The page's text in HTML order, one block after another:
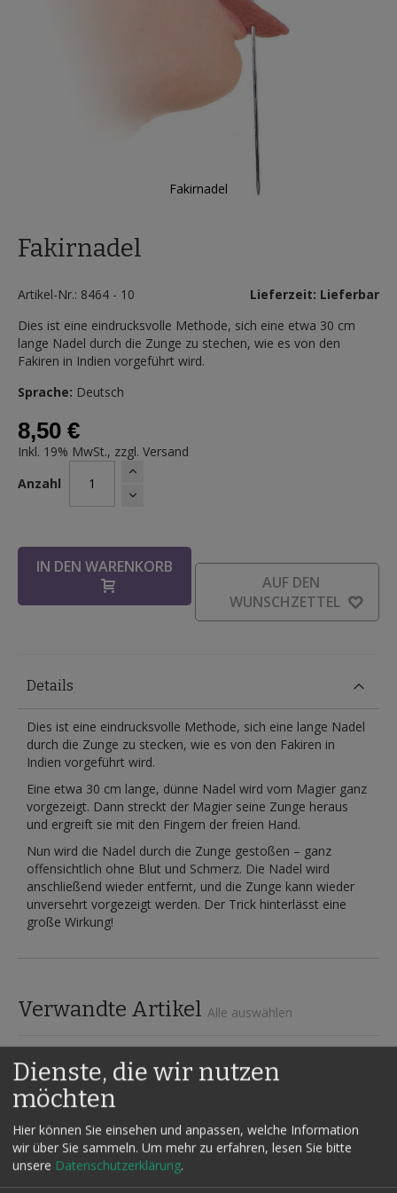
Fakirnadel
der
Fakirnadel
Artikel-Nr.: 8464 - 10
Lieferzeit: Lieferbar
Dies ist eine eindrucksvolle Methode, sich eine etwa 30 cm
lange Nadel durch die Zunge zu stechen, wie es von den
Fakiren in Indien vorgeführt wird.
Sprache: Deutsch
8,50 €
Inkl. 19% MwSt., zzgl. Versand
Anzahl
IN DEN WARENKORB
AUF DEN
WUNSCHZETTEL
Details
Dies ist eine eindrucksvolle Methode, sich eine lange Nadel
durch die Zunge zu stecken, wie es von den Fakiren in
Indien vorgeführt wird.
Eine etwa 30 cm lange, dünne Nadel wird vom Magier ganz
vorgezeigt. Dann streckt der Magier seine Zunge heraus
und ergreift sie mit den Fingern der freien Hand.
Nun wird die Nadel durch die Zunge gestoßen – ganz
offensichtlich ohne Blut und Schmerz. Die Nadel wird
anschließend wieder entfernt, und die Zunge kann wieder
unversehrt vorgezeigt werden. Der Trick hinterlässt eine
große Wirkung!
Verwandte Artikel Alle auswählen
Dienste, die wir nutzen
möchten
Hier können Sie einsehen und anpassen, welche Information
wir über Sie sammeln. Um mehr zu erfahren, lesen Sie bitte
unsere Datenschutzerklärung.